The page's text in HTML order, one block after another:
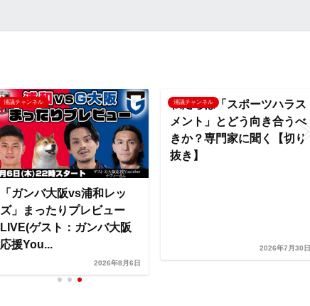
i
n
k
浦議チャンネル
「ガンバ大阪vs浦和レッ
ズ」まったりプレビュー
LIVE(ゲスト：ガンバ大阪
応援You...
2026年8月6日
浦議チャンネル
私たちは「スポーツハラス
メント」とどう向き合うべ
きか？専門家に聞く【切り
抜き】
2026年7月30日